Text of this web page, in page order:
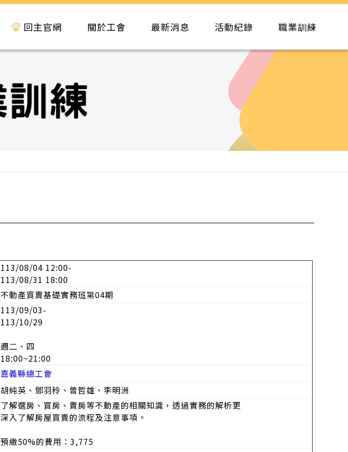
回主官網 關於工會 最新消息 活動紀錄 職業訓練
113/08/04 12:00-
113/08/31 18:00
不動產買賣基礎實務班第04期
113/09/03-
113/10/29
週二、四
18:00~21:00
嘉義縣總工會
胡純英、鄧羽秢、 曾哲雄、李明洲
了解選房、買房、賣房等不動產的相關知識，透過實務的解析更
深入了解房屋買賣的流程及注意事項。
預繳50%的費用：3,775